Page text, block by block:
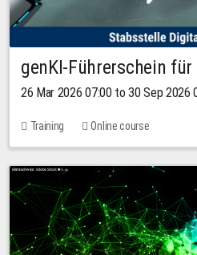
genKI-Führerschein für
26 Mar 2026 07:00 to 30 Sep 2026
Training Online course